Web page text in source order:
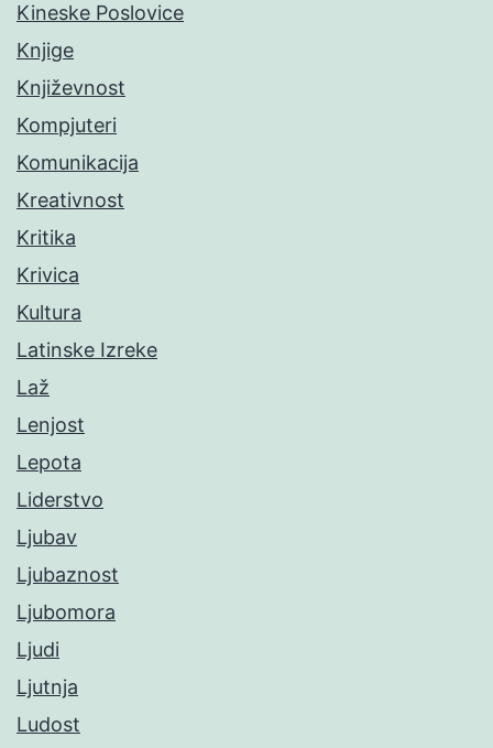
Kineske Poslovice
Knjige
Književnost
Kompjuteri
Komunikacija
Kreativnost
Kritika
Krivica
Kultura
Latinske Izreke
Laž
Lenjost
Lepota
Liderstvo
Ljubav
Ljubaznost
Ljubomora
Ljudi
Ljutnja
Ludost